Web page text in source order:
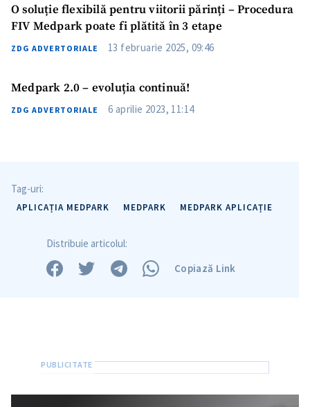
O soluție flexibilă pentru viitorii părinți – Procedura
FIV Medpark poate fi plătită în 3 etape
ZDG ADVERTORIALE 13 februarie 2025, 09:46
Medpark 2.0 – evoluția continuă!
ZDG ADVERTORIALE 6 aprilie 2023, 11:14
Tag-uri:
APLICAȚIA MEDPARK MEDPARK MEDPARK APLICAȚIE
Distribuie articolul:
Copiază Link